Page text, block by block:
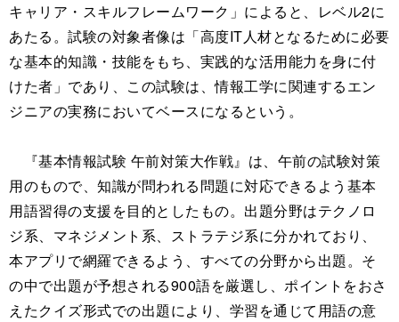
キャリア・スキルフレームワーク」によると、レベル2に
あたる。試験の対象者像は「高度IT人材となるために必要
な基本的知識・技能をもち、実践的な活用能力を身に付
けた者」であり、この試験は、情報工学に関連するエン
ジニアの実務においてベースになるという。
『基本情報試験 午前対策大作戦』は、午前の試験対策
用のもので、知識が問われる問題に対応できるよう基本
用語習得の支援を目的としたもの。出題分野はテクノロ
ジ系、マネジメント系、ストラテジ系に分かれており、
本アプリで網羅できるよう、すべての分野から出題。そ
の中で出題が予想される900語を厳選し、ポイントをおさ
えたクイズ形式での出題により、学習を通じて用語の意